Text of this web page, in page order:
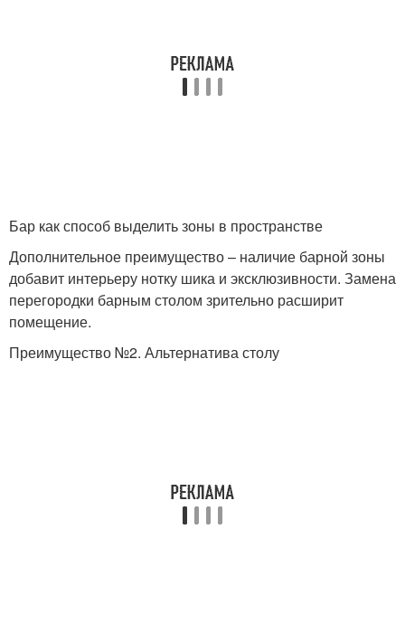
Бар как способ выделить зоны в пространстве
Дополнительное преимущество – наличие барной зоны
добавит интерьеру нотку шика и эксклюзивности. Замена
перегородки барным столом зрительно расширит
помещение.
Преимущество №2. Альтернатива столу